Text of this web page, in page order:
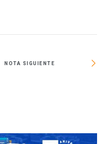
NOTA SIGUIENTE